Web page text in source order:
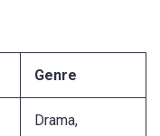
Genre
Drama,